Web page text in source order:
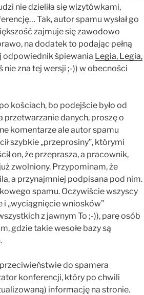
nie dzieliła się wizytówkami,
Tak, autor spamu wysłał go
zajmuje się zawodowo
na dodatek to podając pełną
odpowiednik śpiewania Legia, Legia,
zna tej wersji ;-)) w obecności
kościach, bo podejście było od
przetwarzanie danych, proszę o
komentarze ale autor spamu
szybkie „przeprosiny”, którymi
on, że przeprasza, a pracownik,
zwolniony. Przypominam, że
a przynajmniej podpisana pod nim.
spamu. Oczywiście wszyscy
i „wyciągnięcie wniosków”
z jawnym To ;-)), parę osób
gdzie takie wesołe bazy są
do spamera
konferencji, który po chwili
informację na stronie.